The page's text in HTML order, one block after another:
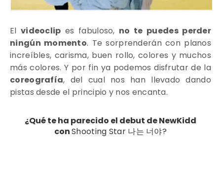
El videoclip es fabuloso, no te puedes perder
ningún momento. Te sorprenderán con planos
increíbles, carisma, buen rollo, colores y muchos
más colores. Y por fin ya podemos disfrutar de la
coreografía, del cual nos han llevado dando
pistas desde el principio y nos encanta.
¿Qué te ha parecido el debut de NewKidd
conShooting Star 나는 너야?